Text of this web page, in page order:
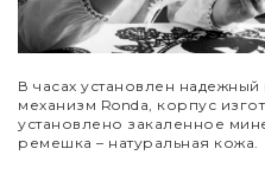
В часах установлен
механизм Ronda, корпус
установлено закаленное
ремешка – натуральная кожа.